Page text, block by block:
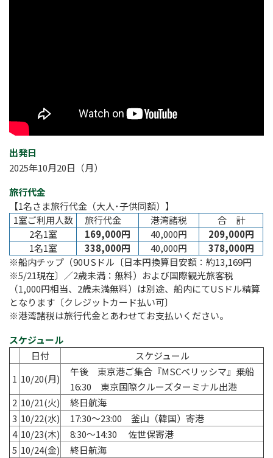
出発日
2025年10月20日（月）
旅行代金
【1名さま旅行代金（大人･子供同額）】
1室ご利用人数
旅行代金 港湾諸税
合 計
2名1室
169,000円 40,000円
209,000円
1名1室
338,000円 40,000円
378,000円
※船内チップ（90USドル〔日本円換算目安額：約13,169円
※5/21現在〕／2歳未満：無料）および国際観光旅客税
（1,000円相当、2歳未満無料）は別途、船内にてUSドル精算
となります〔クレジットカード払い可〕
※港湾諸税は旅行代金とあわせてお支払いください。
スケジュール
日付
スケジュール
1 10/20(月)
午後 東京港ご集合『MSCベリッシマ』乗船
16:30 東京国際クルーズターミナル出港
2 10/21(火)
終日航海
3 10/22(水)
17:30～23:00 釜山（韓国）寄港
4 10/23(木)
8:30～14:30 佐世保寄港
5 10/24(金)
終日航海